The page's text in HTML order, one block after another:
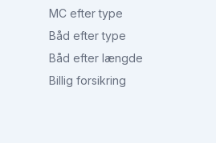
MC efter type
Båd efter type
Båd efter længde
Billig forsikring